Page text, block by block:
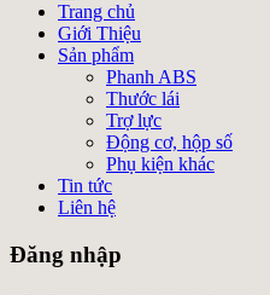
Trang chủ
Giới Thiệu
Sản phẩm
Phanh ABS
Thước lái
Trợ lực
Động cơ, hộp số
Phụ kiện khác
Tin tức
Liên hệ
Đăng nhập